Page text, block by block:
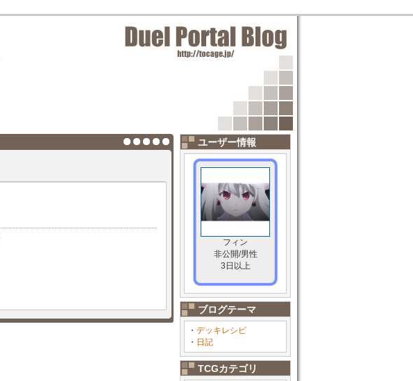
ユーザー情報
フィン
非公開/男性
3日以上
ブログテーマ
・ デッキレシピ
・ 日記
TCGカテゴリ